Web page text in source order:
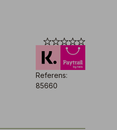
Referens:
85660